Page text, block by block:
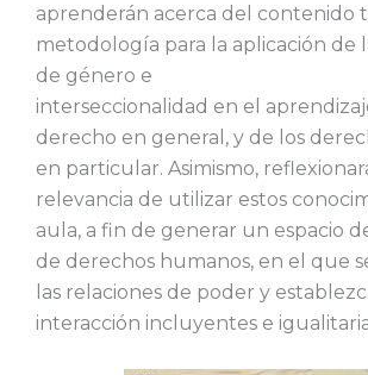
aprenderán acerca del contenido
metodología para la aplicación de
de género e
interseccionalidad en el
derecho en general, y de los
en particular. Asimismo,
relevancia de utilizar estos
aula, a fin de generar un espacio
de derechos humanos, en el que
las relaciones de poder y
interacción incluyentes e